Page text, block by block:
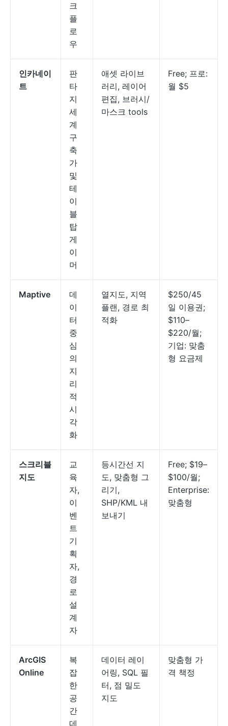
크
플
로
우
인카네이
트
판
타
지
세
계
구
축
가
및
테
이
블
탑
게
이
머
애셋 라이브
러리, 레이어
편집, 브러시/
마스크 tools
Free; 프로:
월 $5
Maptive
데
이
터
중
심
의
지
리
적
시
각
화
열지도, 지역
플랜, 경로 최
적화
$250/45
일 이용권;
$110–
$220/월;
기업: 맞춤
형 요금제
스크리블
지도
교
육
자,
이
벤
트
기
획
자,
경
로
설
계
자
등시간선 지
도, 맞춤형 그
리기,
SHP/KML 내
보내기
Free; $19–
$100/월;
Enterprise:
맞춤형
ArcGIS
Online
복
잡
한
공
간
데
데이터 레이
어링, SQL 필
터, 점 밀도
지도
맞춤형 가
격 책정